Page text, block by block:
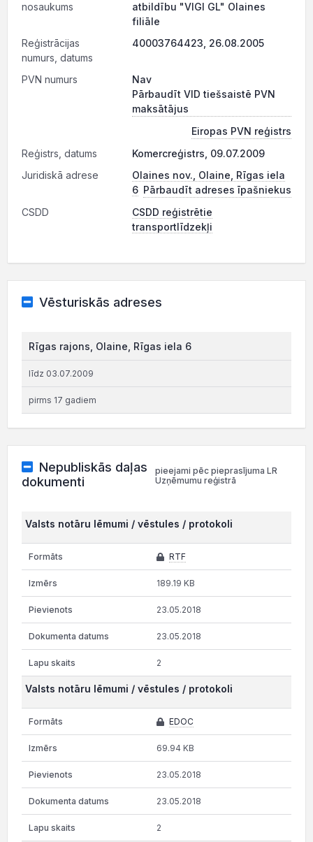
nosaukums
atbildību "VIGI GL" Olaines
filiāle
Reģistrācijas
numurs, datums
40003764423, 26.08.2005
PVN numurs
Nav
Pārbaudīt VID tiešsaistē PVN
maksātājus
Eiropas PVN reģistrs
Reģistrs, datums
Komercreģistrs, 09.07.2009
Juridiskā adrese
Olaines nov., Olaine, Rīgas iela
6 Pārbaudīt adreses īpašniekus
CSDD
CSDD reģistrētie
transportlīdzekļi
Vēsturiskās adreses
Rīgas rajons, Olaine, Rīgas iela 6
līdz 03.07.2009
pirms 17 gadiem
Nepubliskās daļas
dokumenti
pieejami pēc pieprasījuma LR
Uzņēmumu reģistrā
Valsts notāru lēmumi / vēstules / protokoli
RTF
189.19 KB
23.05.2018
23.05.2018
2
Valsts notāru lēmumi / vēstules / protokoli
EDOC
69.94 KB
23.05.2018
23.05.2018
2